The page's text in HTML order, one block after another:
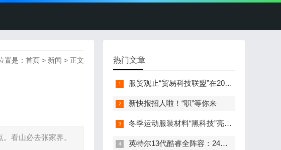
置是： 首页 > 新闻 > 正文
看山必去张家界。
热门文章
服贸观止“贸易科技联盟”在2022服贸会启动
新快报招人啦！“职”等你来
冬季运动服装材料“黑科技”亮相服贸会
英特尔13代酷睿全阵容：24核i9-13900K最高5.8GHz